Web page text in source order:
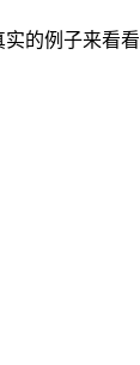
的例子来看